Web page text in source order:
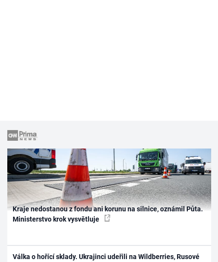
Kraje nedostanou z fondu ani korunu na silnice, oznámil Půta.
Ministerstvo krok vysvětluje
Válka o hořící sklady. Ukrajinci udeřili na Wildberries, Rusové